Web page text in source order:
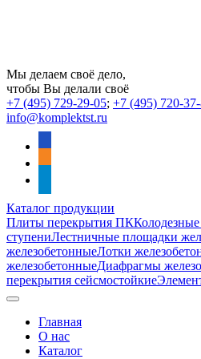
Мы делаем своё дело,
чтобы Вы делали своё
+7 (495) 729-29-05; +7 (495) 720-
info@komplektst.ru
Каталог продукции
Плиты перекрытия ПК
ступениЛестничные площадки
железобетонныеЛотки
железобетонныеДиафрагмы
перекрытия сейсмостойкие
Главная
О нас
Каталог